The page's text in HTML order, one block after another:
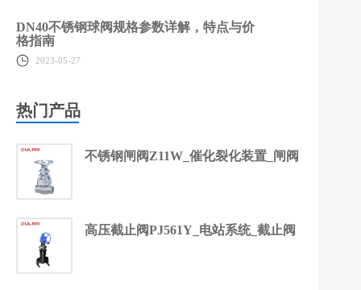
DN40不锈钢球阀规格参数详解，特点与价
格指南
2023-05-27
热门产品
不锈钢闸阀Z11W_催化裂化装置_闸阀
高压截止阀PJ561Y_电站系统_截止阀